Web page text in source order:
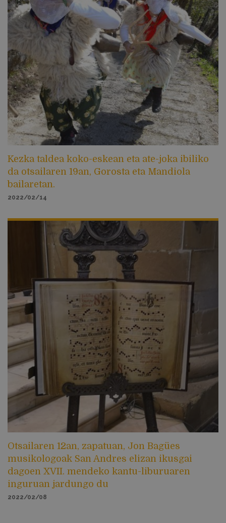
Kezka taldea koko-eskean eta ate-joka ibiliko
da otsailaren 19an, Gorosta eta Mandiola
bailaretan.
2022/02/14
Otsailaren 12an, zapatuan, Jon Bagües
musikologoak San Andres elizan ikusgai
dagoen XVII. mendeko kantu-liburuaren
inguruan jardungo du
2022/02/08